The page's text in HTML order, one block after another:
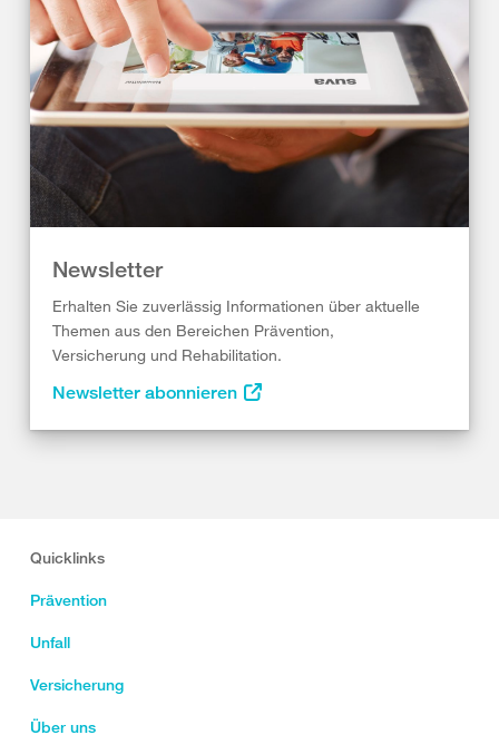
Newsletter
Erhalten Sie zuverlässig Informationen über aktuelle
Themen aus den Bereichen Prävention,
Versicherung und Rehabilitation.
Newsletter abonnieren
Quicklinks
Prävention
Unfall
Versicherung
Über uns